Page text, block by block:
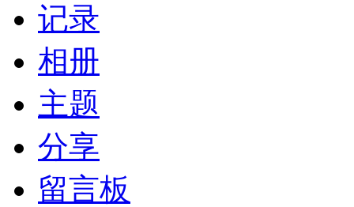
记录
相册
主题
分享
留言板